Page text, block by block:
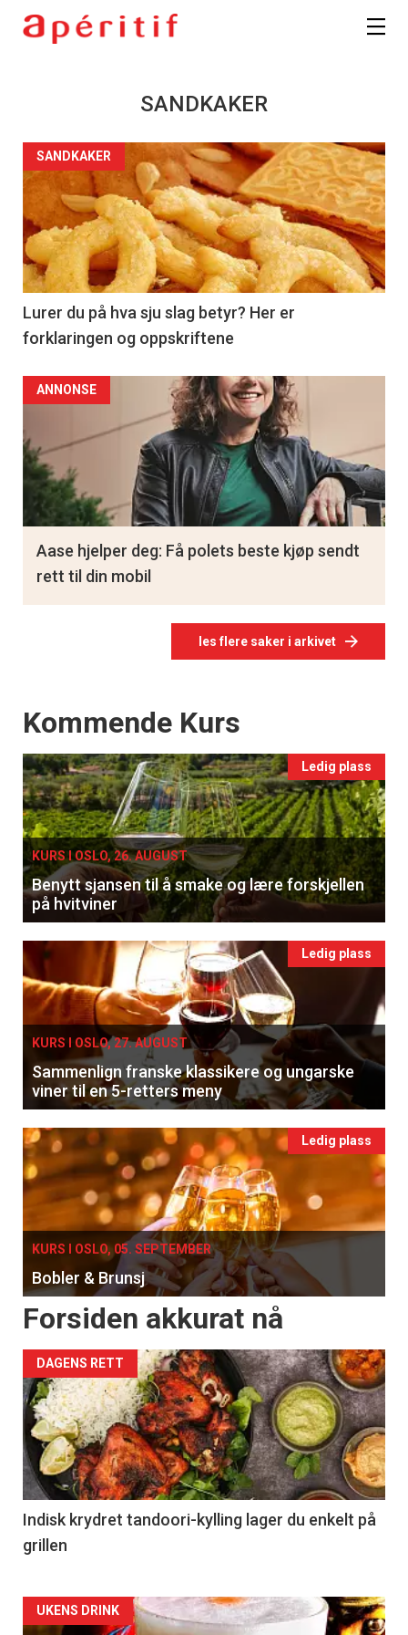
SANDKAKER
SANDKAKER
Lurer du på hva sju slag betyr? Her er
forklaringen og oppskriftene
les flere saker i arkivet
ANNONSE
Aase hjelper deg: Få polets beste kjøp sendt
rett til din mobil
Events
Kommende Kurs
Ledig plass
KURS I OSLO, 26. AUGUST
Benytt sjansen til å smake og lære forskjellen
på hvitviner
Ledig plass
KURS I OSLO, 27. AUGUST
Sammenlign franske klassikere og ungarske
viner til en 5-retters meny
Ledig plass
KURS I OSLO, 05. SEPTEMBER
Bobler & Brunsj
Forsiden akkurat nå
DAGENS RETT
Indisk krydret tandoori-kylling lager du enkelt på
grillen
Forsiden
UKENS DRINK